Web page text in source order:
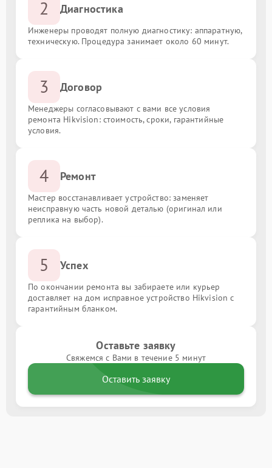
2 Диагностика
Инженеры проводят полную диагностику: аппаратную,
техническую. Процедура занимает около 60 минут.
3 Договор
Менеджеры согласовывают с вами все условия
ремонта Hikvision: стоимость, сроки, гарантийные
условия.
4 Ремонт
Мастер восстанавливает устройство: заменяет
неисправную часть новой деталью (оригинал или
реплика на выбор).
5 Успех
По окончании ремонта вы забираете или курьер
доставляет на дом исправное устройство Hikvision с
гарантийным бланком.
Оставьте заявку
Свяжемся с Вами в течение 5 минут
Оставить заявку